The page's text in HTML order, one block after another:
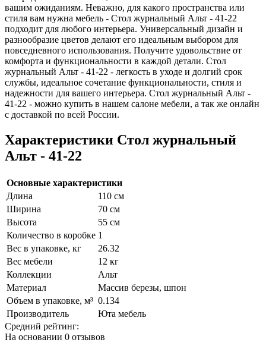
вашим ожиданиям. Неважно, для какого пространства или
стиля вам нужна мебель - Стол журнальный Альт - 41-22
подходит для любого интерьера. Универсальный дизайн и
разнообразие цветов делают его идеальным выбором для
повседневного использования. Получите удовольствие от
комфорта и функциональности в каждой детали. Стол
журнальный Альт - 41-22 - легкость в уходе и долгий срок
службы, идеальное сочетание функциональности, стиля и
надежности для вашего интерьера. Стол журнальный Альт -
41-22 - можно купить в нашем салоне мебели, а так же онлайн
с доставкой по всей России.
Характеристики Стол журнальный
Альт - 41-22
Основные характеристики
Длина
110 см
Ширина
70 см
Высота
55 см
Количество в коробке 1
Вес в упаковке, кг
26.32
Вес мебели
12 кг
Коллекции
Альт
Материал
Массив березы, шпон
Объем в упаковке, м³ 0.134
Производитель
Юта мебель
Средний рейтинг:
На основании 0 отзывов